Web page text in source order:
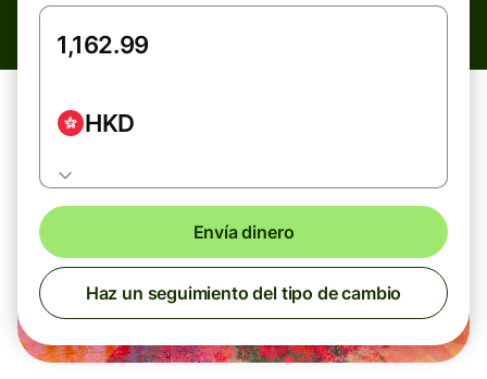
HKD
Envía dinero
Haz un seguimiento del tipo de cambio